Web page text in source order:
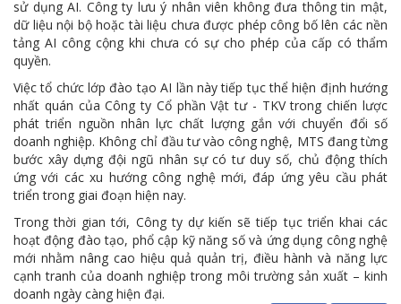
sử dụng AI. Công ty lưu ý nhân viên không đưa thông tin mật,
dữ liệu nội bộ hoặc tài liệu chưa được phép công bố lên các nền
tảng AI công cộng khi chưa có sự cho phép của cấp có thẩm
quyền.
Việc tổ chức lớp đào tạo AI lần này tiếp tục thể hiện định hướng
nhất quán của Công ty Cổ phần Vật tư - TKV trong chiến lược
phát triển nguồn nhân lực chất lượng gắn với chuyển đổi số
doanh nghiệp. Không chỉ đầu tư vào công nghệ, MTS đang từng
bước xây dựng đội ngũ nhân sự có tư duy số, chủ động thích
ứng với các xu hướng công nghệ mới, đáp ứng yêu cầu phát
triển trong giai đoạn hiện nay.
Trong thời gian tới, Công ty dự kiến sẽ tiếp tục triển khai các
hoạt động đào tạo, phổ cập kỹ năng số và ứng dụng công nghệ
mới nhằm nâng cao hiệu quả quản trị, điều hành và năng lực
cạnh tranh của doanh nghiệp trong môi trường sản xuất – kinh
doanh ngày càng hiện đại.